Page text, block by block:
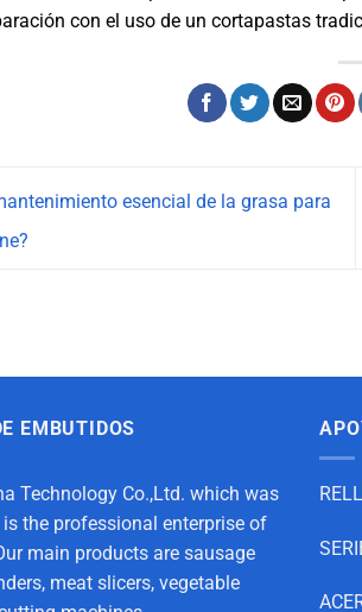
con el uso de un cortapastas
esencial de la grasa para
EMBUTIDOS
Technology Co.,Ltd. which was
the professional enterprise of
main products are sausage
meat slicers, vegetable